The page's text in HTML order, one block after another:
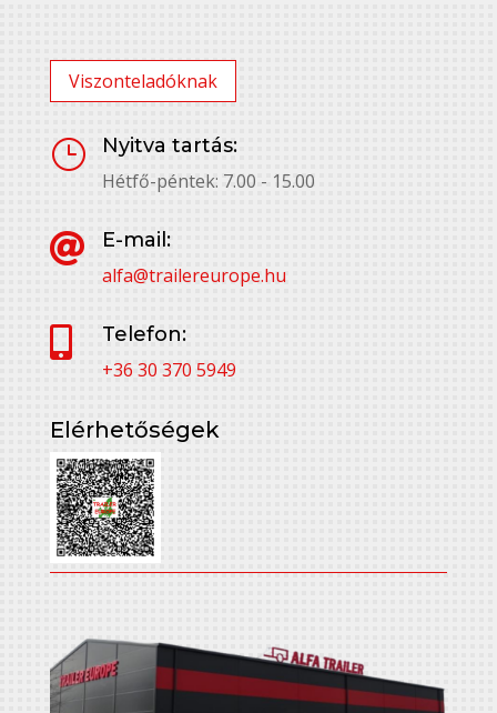
Viszonteladóknak
}
Nyitva tartás:
Hétfő-péntek: 7.00 - 15.00

E-mail:
alfa@trailereurope.hu

Telefon:
+36 30 370 5949
Elérhetőségek